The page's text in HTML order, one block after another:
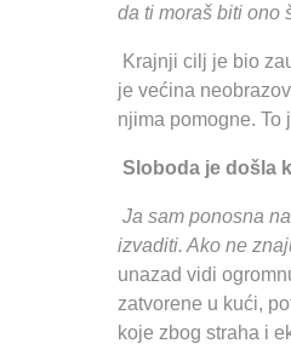
da ti moraš biti ono
Krajnji cilj je bio
je većina
njima pomogne.
Sloboda je došla
Ja sam ponosna
izvaditi. Ako ne
unazad vidi
zatvorene u kući,
koje zbog straha i